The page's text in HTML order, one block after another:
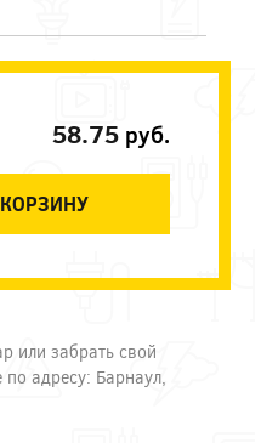
58.75 руб.
или забрать свой
адресу: Барнаул,